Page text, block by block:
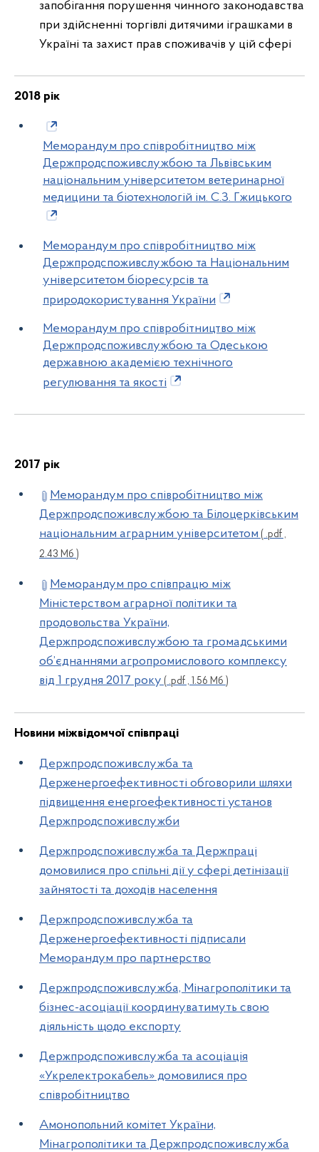
запобігання порушення чинного законодавства
при здійсненні торгівлі дитячими іграшками в
Україні та захист прав споживачів у цій сфері
2018 рік
Меморандум про співробітництво між
Держпродспоживслужбою та Львівським
національним університетом ветеринарної
медицини та біотехнологій ім. С.З. Гжицького
Меморандум про співробітництво між
Держпродспоживслужбою та Національним
університетом біоресурсів та
природокористування України
Меморандум про співробітництво між
Держпродспоживслужбою та Одеською
державною академією технічного
регулювання та якості
2017 рік
Меморандум про співробітництво між
Держпродспоживслужбою та Білоцерківським
національним аграрним університетом ( .pdf ,
2.43 Мб )
Меморандум про співпрацю між
Міністерством аграрної політики та
продовольства України,
Держпродспоживслужбою та громадськими
об’єднаннями агропромислового комплексу
від 1 грудня 2017 року ( .pdf , 1.56 Мб )
Новини міжвідомчої співпраці
Держпродспоживслужба та
Держенергоефективності обговорили шляхи
підвищення енергоефективності установ
Держпродспоживслужби
Держпродспоживслужба та Держпраці
домовилися про спільні дії у сфері детінізації
зайнятості та доходів населення
Держпродспоживслужба та
Держенергоефективності підписали
Меморандум про партнерство
Держпродспоживслужба, Мінагрополітики та
бізнес-асоціації координуватимуть свою
діяльність щодо експорту
Держпродспоживслужба та асоціація
«Укрелектрокабель» домовилися про
співробітництво
Амонопольний комітет України,
Мінагрополітики та Держпродспоживслужба